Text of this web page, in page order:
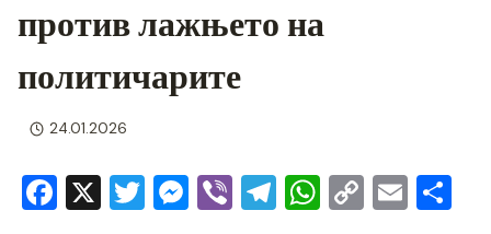
против лажњето на
политичарите
24.01.2026
F X T M Vi T W C E